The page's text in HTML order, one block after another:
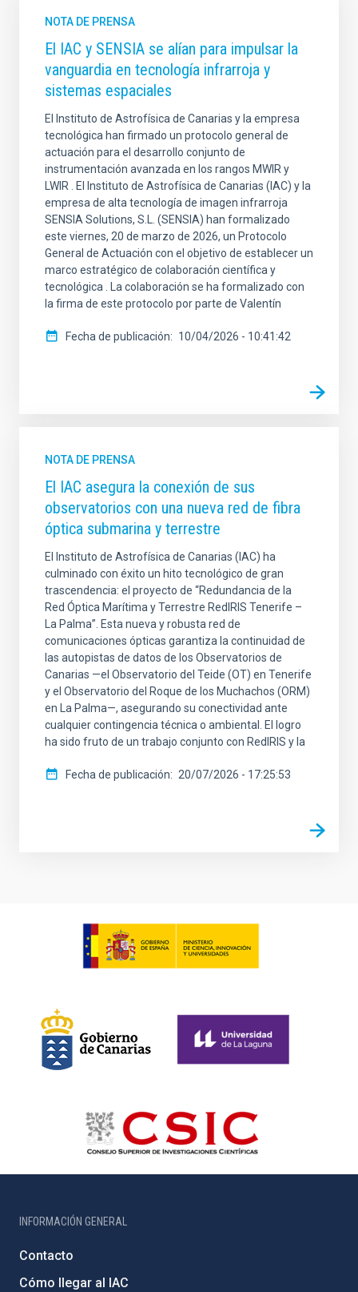
NOTA DE PRENSA
El IAC y SENSIA se alían para impulsar la
vanguardia en tecnología infrarroja y
sistemas espaciales
El Instituto de Astrofísica de Canarias y la empresa
tecnológica han firmado un protocolo general de
actuación para el desarrollo conjunto de
instrumentación avanzada en los rangos MWIR y
LWIR . El Instituto de Astrofísica de Canarias (IAC) y la
empresa de alta tecnología de imagen infrarroja
SENSIA Solutions, S.L. (SENSIA) han formalizado
este viernes, 20 de marzo de 2026, un Protocolo
General de Actuación con el objetivo de establecer un
marco estratégico de colaboración científica y
tecnológica . La colaboración se ha formalizado con
la firma de este protocolo por parte de Valentín
Fecha de publicación 10/04/2026 - 10:41:42
NOTA DE PRENSA
El IAC asegura la conexión de sus
observatorios con una nueva red de fibra
óptica submarina y terrestre
El Instituto de Astrofísica de Canarias (IAC) ha
culminado con éxito un hito tecnológico de gran
trascendencia: el proyecto de “Redundancia de la
Red Óptica Marítima y Terrestre RedIRIS Tenerife –
La Palma”. Esta nueva y robusta red de
comunicaciones ópticas garantiza la continuidad de
las autopistas de datos de los Observatorios de
Canarias —el Observatorio del Teide (OT) en Tenerife
y el Observatorio del Roque de los Muchachos (ORM)
en La Palma—, asegurando su conectividad ante
cualquier contingencia técnica o ambiental. El logro
ha sido fruto de un trabajo conjunto con RedIRIS y la
Fecha de publicación 20/07/2026 - 17:25:53
INFORMACIÓN GENERAL
Contacto
Cómo llegar al IAC